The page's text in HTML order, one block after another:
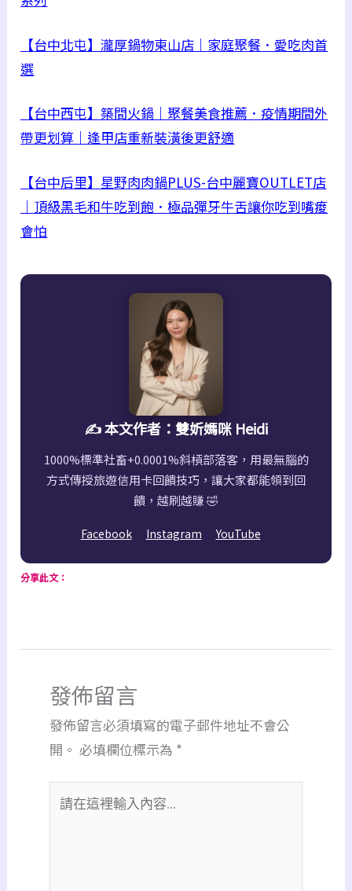
【台中北屯】瀧厚鍋物東山店｜家庭聚餐．愛吃肉首
選
【台中西屯】築間火鍋｜聚餐美食推薦．疫情期間外
帶更划算｜逢甲店重新裝潢後更舒適
【台中后里】星野肉肉鍋PLUS-台中麗寶OUTLET店
｜頂級黑毛和牛吃到飽．極品彈牙牛舌讓你吃到嘴痠
會怕
✍️ 本文作者：雙妡媽咪 Heidi
1000%標準社畜+0.0001%斜槓部落客，用最無腦的
方式傳授旅遊信用卡回饋技巧，讓大家都能領到回
饋，越刷越賺 🤣
Facebook Instagram YouTube
分享此文：
發佈留言
發佈留言必須填寫的電子郵件地址不會公
開。 必填欄位標示為 *